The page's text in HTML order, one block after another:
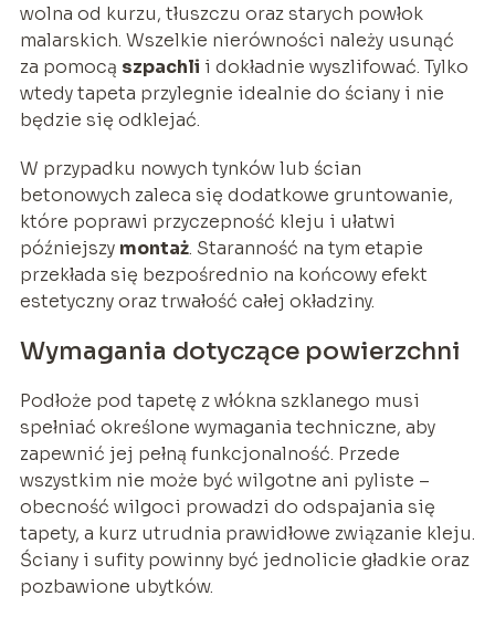
wolna od kurzu, tłuszczu oraz starych powłok
malarskich. Wszelkie nierówności należy usunąć
za pomocą szpachli i dokładnie wyszlifować. Tylko
wtedy tapeta przylegnie idealnie do ściany i nie
będzie się odklejać.
W przypadku nowych tynków lub ścian
betonowych zaleca się dodatkowe gruntowanie,
które poprawi przyczepność kleju i ułatwi
późniejszy montaż. Staranność na tym etapie
przekłada się bezpośrednio na końcowy efekt
estetyczny oraz trwałość całej okładziny.
Wymagania dotyczące powierzchni
Podłoże pod tapetę z włókna szklanego musi
spełniać określone wymagania techniczne, aby
zapewnić jej pełną funkcjonalność. Przede
wszystkim nie może być wilgotne ani pyliste –
obecność wilgoci prowadzi do odspajania się
tapety, a kurz utrudnia prawidłowe związanie kleju.
Ściany i sufity powinny być jednolicie gładkie oraz
pozbawione ubytków.